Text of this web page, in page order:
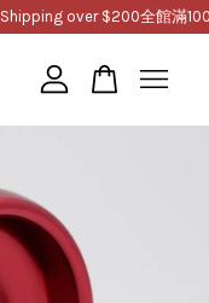
over $200全館滿
空的。